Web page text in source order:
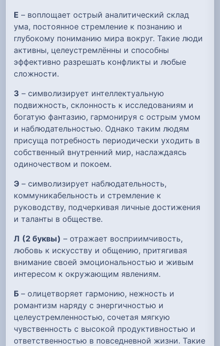
Е – воплощает острый аналитический склад
ума, постоянное стремление к познанию и
глубокому пониманию мира вокруг. Такие люди
активны, целеустремлённы и способны
эффективно разрешать конфликты и любые
сложности.
З – символизирует интеллектуальную
подвижность, склонность к исследованиям и
богатую фантазию, гармонируя с острым умом
и наблюдательностью. Однако таким людям
присуща потребность периодически уходить в
собственный внутренний мир, наслаждаясь
одиночеством и покоем.
Э – символизирует наблюдательность,
коммуникабельность и стремление к
руководству, подчеркивая личные достижения
и таланты в обществе.
Л (2 буквы) – отражает восприимчивость,
любовь к искусству и общению, притягивая
внимание своей эмоциональностью и живым
интересом к окружающим явлениям.
Б – олицетворяет гармонию, нежность и
романтизм наряду с энергичностью и
целеустремленностью, сочетая мягкую
чувственность с высокой продуктивностью и
ответственностью в повседневной жизни. Такие